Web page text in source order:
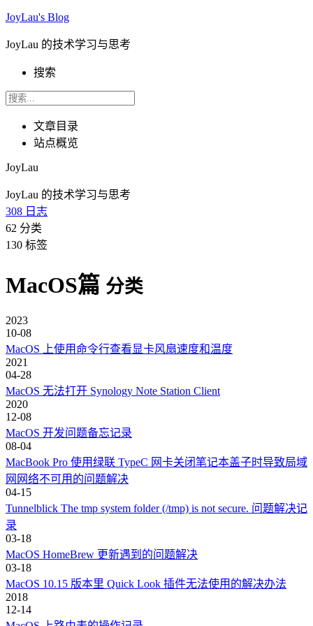
JoyLau's Blog
JoyLau 的技术学习与思考
搜索
文章目录
站点概览
JoyLau
JoyLau 的技术学习与思考
308 日志
62 分类
130 标签
MacOS篇 分类
2023
10-08
MacOS 上使用命令行查看显卡风扇速度和温度
2021
04-28
MacOS 无法打开 Synology Note Station Client
2020
12-08
MacOS 开发问题备忘记录
08-04
MacBook Pro 使用绿联 TypeC 网卡关闭笔记本盖子时导致局域
网网络不可用的问题解决
04-15
Tunnelblick The tmp system folder (/tmp) is not secure. 问题解决记
录
03-18
MacOS HomeBrew 更新遇到的问题解决
03-18
MacOS 10.15 版本里 Quick Look 插件无法使用的解决办法
2018
12-14